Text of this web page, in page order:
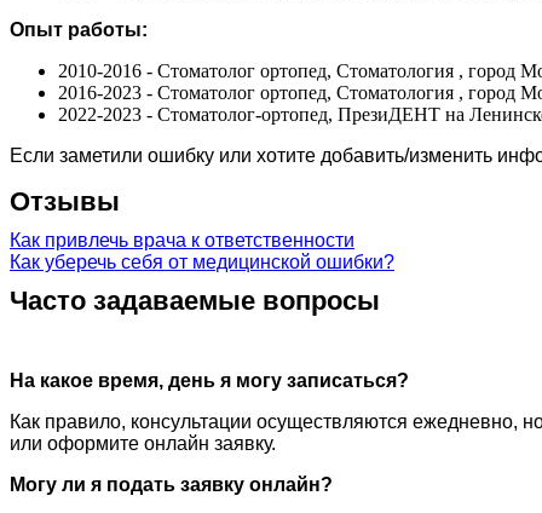
Опыт работы:
2010-2016 - Стоматолог ортопед, Стоматология , город
2016-2023 - Стоматолог ортопед, Стоматология , город
2022-2023 - Стоматолог-ортопед, ПрезиДЕНТ на
Если заметили ошибку или хотите добавить/изменить
Отзывы
Как привлечь врача к ответственности
Как уберечь себя от медицинской ошибки?
Часто задаваемые вопросы
На какое время, день я могу записаться?
Как правило, консультации осуществляются ежедневно,
или оформите онлайн заявку.
Могу ли я подать заявку онлайн?